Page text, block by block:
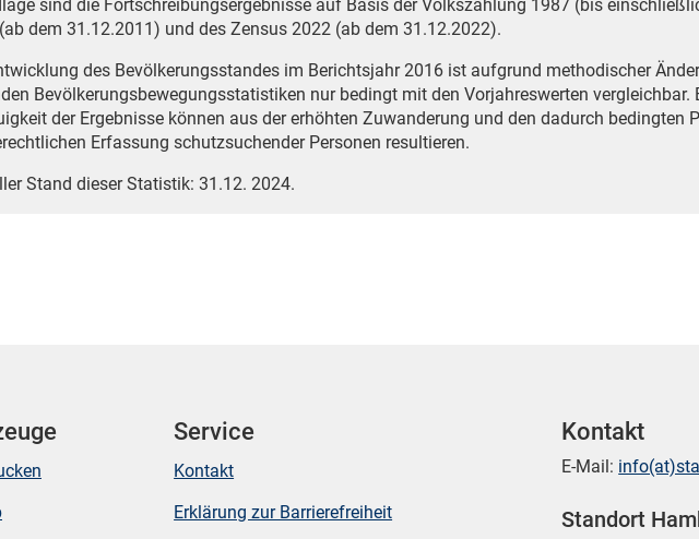
sind die Fortschreibungsergebnisse auf Basis der Volkszählung 1987 (bis
dem 31.12.2011) und des Zensus 2022 (ab dem 31.12.2022).
des Bevölkerungsstandes im Berichtsjahr 2016 ist aufgrund methodischer
Bevölkerungsbewegungsstatistiken nur bedingt mit den Vorjahreswerten vergleichbar.
der Ergebnisse können aus der erhöhten Zuwanderung und den dadurch bedingten
Erfassung schutzsuchender Personen resultieren.
Stand dieser Statistik: 31.12. 2024.
Service
Kontakt
Erklärung zur Barrierefreiheit
Kontakt
E-Mail:
Standort